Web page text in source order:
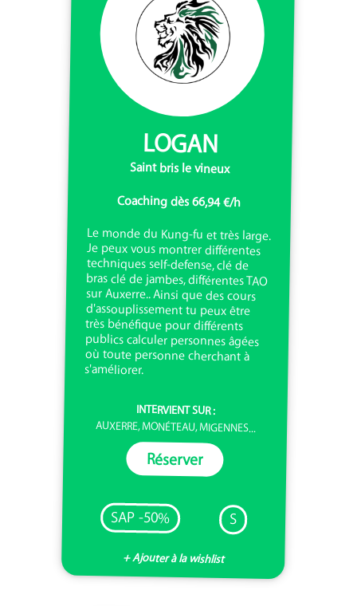
LOGAN
Saint bris le vineux
Coaching dès 66,94 €/h
Le monde du Kung-fu et très large.
Je peux vous montrer différentes
techniques self-defense, clé de
bras clé de jambes, différentes TAO
sur Auxerre.. Ainsi que des cours
d'assouplissement tu peux être
très bénéfique pour différents
publics calculer personnes âgées
où toute personne cherchant à
s'améliorer.
INTERVIENT SUR :
AUXERRE, MONÉTEAU, MIGENNES...
Réserver
SAP -50% S
+ Ajouter à la wishlist